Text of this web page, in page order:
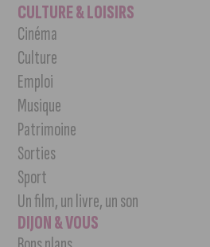
CULTURE & LOISIRS
Cinéma
Culture
Emploi
Musique
Patrimoine
Sorties
Sport
Un film, un livre, un son
DIJON & VOUS